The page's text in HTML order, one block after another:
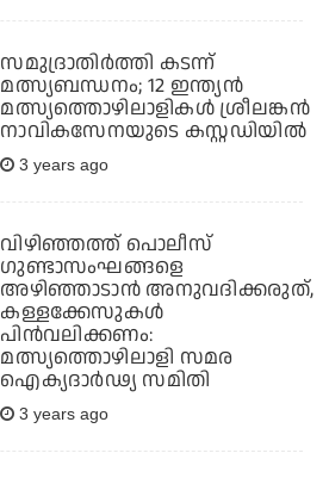
സമുദ്രാതിര്‍ത്തി കടന്ന്
മത്സ്യബന്ധനം; 12 ഇന്ത്യന്‍
മത്സ്യത്തൊഴിലാളികള്‍ ശ്രീലങ്കന്‍
നാവികസേനയുടെ കസ്റ്റഡിയില്‍
3 years ago
വിഴിഞ്ഞത്ത് പൊലീസ്
ഗുണ്ടാസംഘങ്ങളെ
അഴിഞ്ഞാടാന്‍ അനുവദിക്കരുത്,
കള്ളക്കേസുകള്‍
പിന്‍വലിക്കണം:
മത്സ്യത്തൊഴിലാളി സമര
ഐക്യദാര്‍ഢ്യ സമിതി
3 years ago